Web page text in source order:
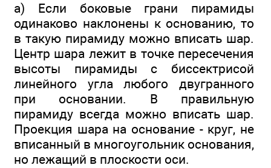
а) Если боковые грани пирамиды
одинаково наклонены к основанию, то
в такую пирамиду можно вписать шар.
Центр шара лежит в точке пересечения
высоты пирамиды с биссектрисой
линейного угла любого двугранного
при основании. В правильную
пирамиду всегда можно вписать шар.
Проекция шара на основание - круг, не
вписанный в многоугольник основания,
но лежащий в плоскости оси.